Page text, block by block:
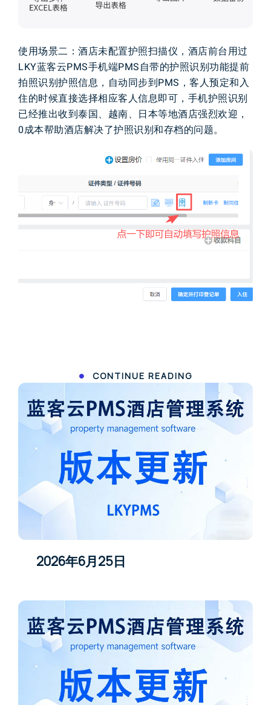
使用场景二 ： 酒店未配置护照扫描仪 ， 酒店前台用过
LKY蓝客云PMS手机端PMS自带的护照识别功能提前
拍照识别护照信息 ， 自动同步到PMS ， 客人预定和入
住的时候直接选择相应客人信息即可 ， 手机护照识别
已经推出收到泰国、 越南、 日本等地酒店强烈欢迎 ，
0成本帮助酒店解决了护照识别和存档的问题。
CONTINUE READING
2026年6月25日